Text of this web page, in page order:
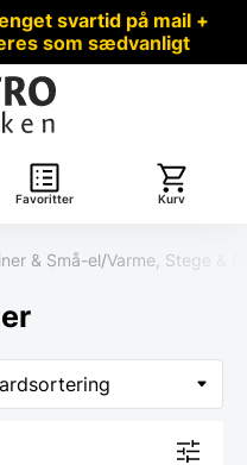
svartid på mail +
som sædvanligt
Favoritter Kurv
& Små-el/Varme, Stege &